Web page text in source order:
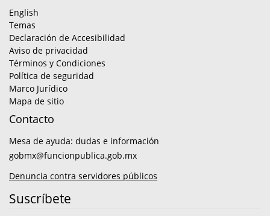
English
Temas
Declaración de Accesibilidad
Aviso de privacidad
Términos y Condiciones
Política de seguridad
Marco Jurídico
Mapa de sitio
Contacto
Mesa de ayuda: dudas e información
gobmx@funcionpublica.gob.mx
Denuncia contra servidores públicos
Suscríbete